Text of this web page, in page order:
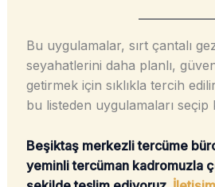
Bu uygulamalar, sırt çantalı
seyahatlerini daha planlı,
getirmek için sıklıkla tercih
bu listeden uygulamaları seçip
Beşiktaş merkezli tercüme
yeminli tercüman kadromuzla